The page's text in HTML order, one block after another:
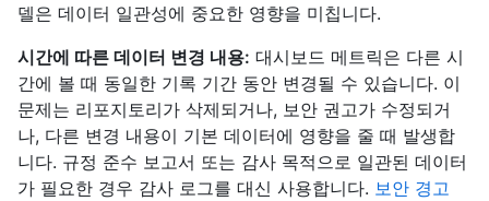
델은 데이터 일관성에 중요한 영향을 미칩니다.
시간에 따른 데이터 변경 내용: 대시보드 메트릭은 다른 시
간에 볼 때 동일한 기록 기간 동안 변경될 수 있습니다. 이
문제는 리포지토리가 삭제되거나, 보안 권고가 수정되거
나, 다른 변경 내용이 기본 데이터에 영향을 줄 때 발생합
니다. 규정 준수 보고서 또는 감사 목적으로 일관된 데이터
가 필요한 경우 감사 로그를 대신 사용합니다. 보안 경고